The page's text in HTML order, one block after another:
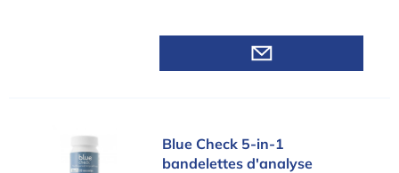
Blue Check 5-in-1 bandelettes d'analyse
Blue Check 5-in-1
bandelettes d'analyse